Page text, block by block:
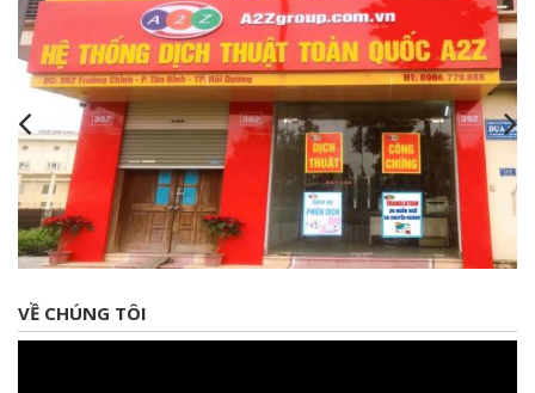
VỀ CHÚNG TÔI